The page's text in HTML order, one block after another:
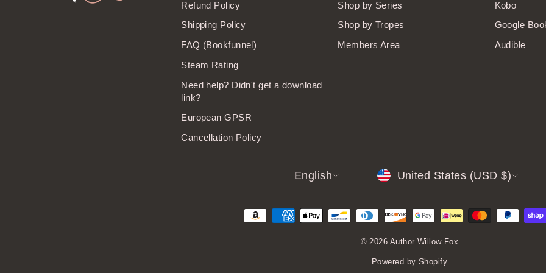
Refund Policy
Shipping Policy
FAQ (Bookfunnel)
Steam Rating
Need help? Didn't get a download
link?
European GPSR
Cancellation Policy
Shop by Series
Shop by Tropes
Members Area
Kobo
Google
Audible
LANGUAGE
English CURRENCY
United States (USD $)
© 2026 Author Willow Fox
Powered by Shopify